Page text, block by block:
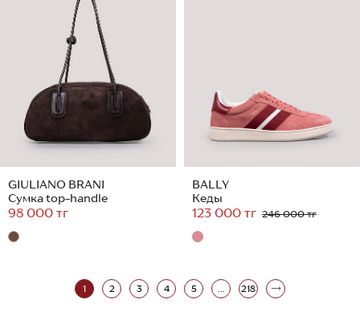
GIULIANO BRANI
Сумка top-handle
98 000 тг
BALLY
Кеды
123 000 тг 246 000 тг
1 2 3 4 5 ... 218